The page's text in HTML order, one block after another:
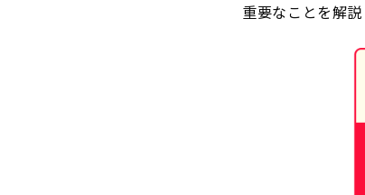
重要なことを解説